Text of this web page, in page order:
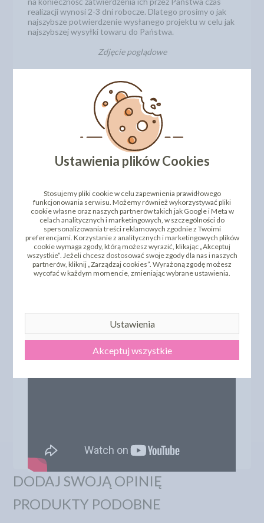
realizacji wynosi 2-3 dni robocze. Dlatego prosimy o jak
najszybsze potwierdzenie wysłanego projektu w celu jak
najszybszej wysyłki towaru do Państwa.
Zdjęcie poglądowe
DODAJ SWOJĄ OPINIĘ
PRODUKTY PODOBNE
Ustawienia plików Cookies
Stosujemy pliki cookie w celu zapewnienia prawidłowego
funkcjonowania serwisu. Możemy również wykorzystywać pliki
cookie własne oraz naszych partnerów takich jak Google i Meta w
celach analitycznych i marketingowych, w szczególności do
spersonalizowania treści reklamowych zgodnie z Twoimi
preferencjami. Korzystanie z analitycznych i marketingowych plików
cookie wymaga zgody, którą możesz wyrazić, klikając „Akceptuj
wszystkie”. Jeżeli chcesz dostosować swoje zgody dla nas i naszych
partnerów, kliknij „Zarządzaj cookies”. Wyrażoną zgodę możesz
wycofać w każdym momencie, zmieniając wybrane ustawienia.
Ustawienia
Akceptuj wszystkie